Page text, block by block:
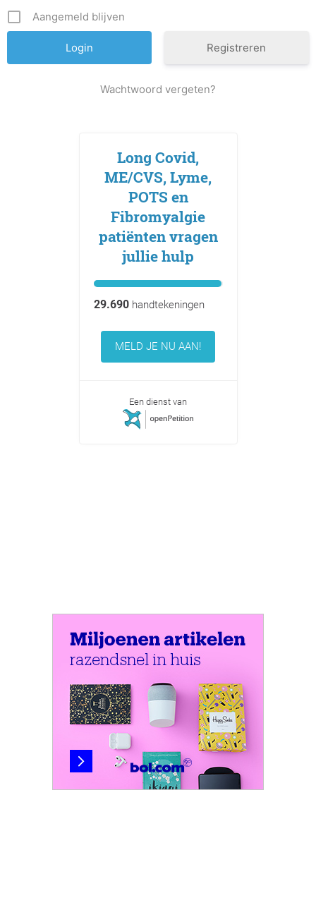
Aangemeld blijven
Registreren
Wachtwoord vergeten?
Long Covid,
ME/CVS, Lyme,
POTS en
Fibromyalgie
patiënten vragen
jullie hulp
29.690handtekeningen
MELD JE NU AAN!
Een dienst van